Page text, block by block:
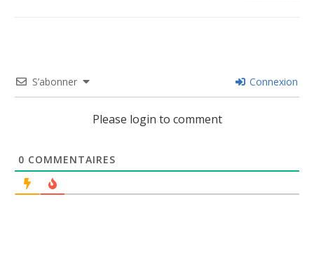
S’abonner Connexion
Please login to comment
0 COMMENTAIRES